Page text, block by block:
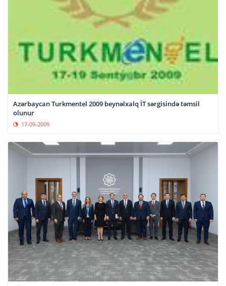
Azərbaycan Turkmentel 2009 beynəlxalq İT sərgisində təmsil
olunur
17-09-2009